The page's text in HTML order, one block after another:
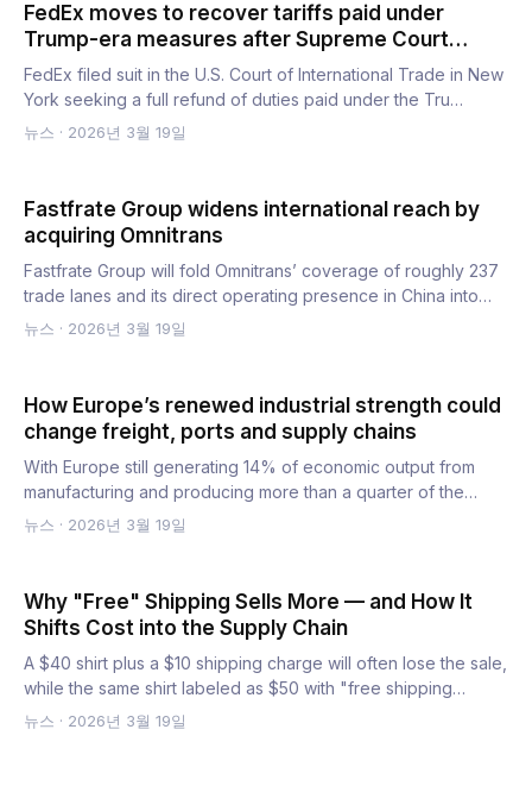
FedEx moves to recover tariffs paid under
Trump-era measures after Supreme Court
decision
FedEx filed suit in the U.S. Court of International Trade in New
York seeking a full refund of duties paid under the Tru…
뉴스 · 2026년 3월 19일
Fastfrate Group widens international reach by
acquiring Omnitrans
Fastfrate Group will fold Omnitrans’ coverage of roughly 237
trade lanes and its direct operating presence in China into…
뉴스 · 2026년 3월 19일
How Europe’s renewed industrial strength could
change freight, ports and supply chains
With Europe still generating 14% of economic output from
manufacturing and producing more than a quarter of the
world’s…
뉴스 · 2026년 3월 19일
Why "Free" Shipping Sells More — and How It
Shifts Cost into the Supply Chain
A $40 shirt plus a $10 shipping charge will often lose the sale,
while the same shirt labeled as $50 with "free shipping…
뉴스 · 2026년 3월 19일